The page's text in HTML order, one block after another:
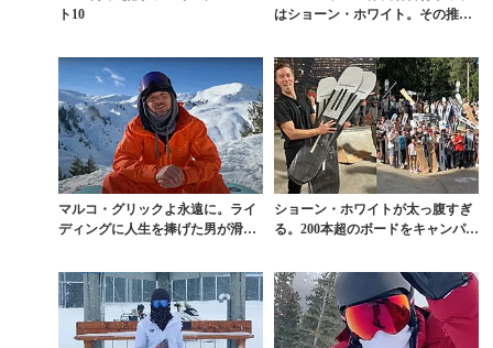
ト10
はショーン・ホワイト。その推定
マルコ・グリックよ永遠に。ライ
ディングに人生を捧げた男が滑走
ショーン・ホワイトが太っ腹すぎ
る。200本超のボードをキャンパー